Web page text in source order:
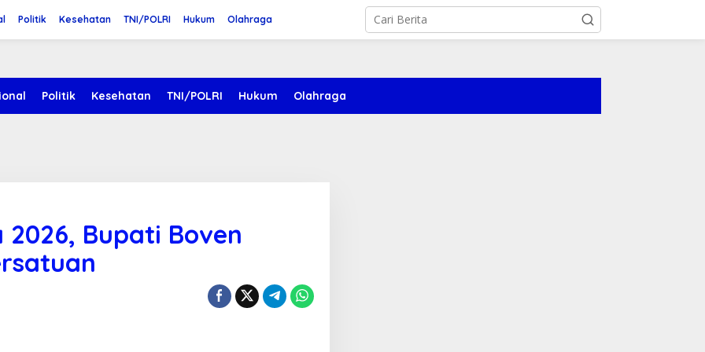
Politik Kesehatan TNI/POLRI Hukum Olahraga
Politik Kesehatan TNI/POLRI Hukum Olahraga
Bupati Boven